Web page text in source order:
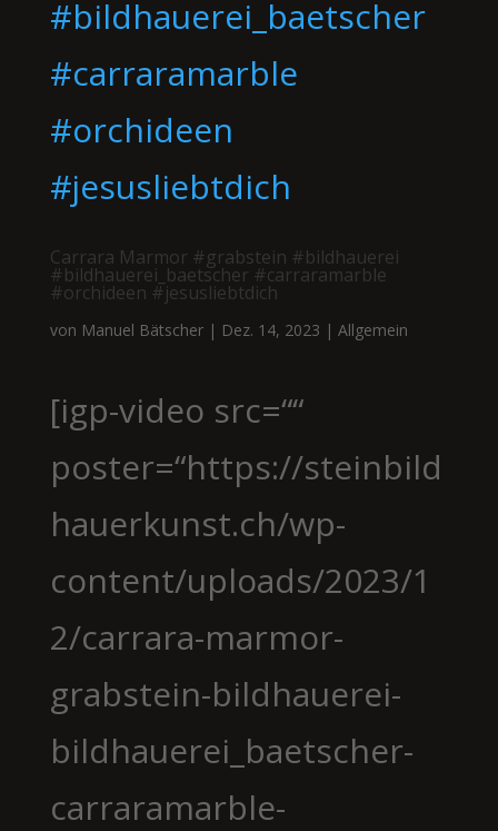
Carrara Marmor #grabstein #bildhauerei
#bildhauerei_baetscher #carraramarble
#orchideen #jesusliebtdich
von Manuel Bätscher| Dez. 14, 2023 | Allgemein
[igp-video src=““
poster=“https://steinbild
hauerkunst.ch/wp-
content/uploads/2023/1
2/carrara-marmor-
grabstein-bildhauerei-
bildhauerei_baetscher-
carraramarble-